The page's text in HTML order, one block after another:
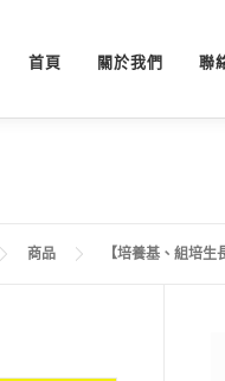
首頁 關於我們 聯
商品 【培養基、組培生